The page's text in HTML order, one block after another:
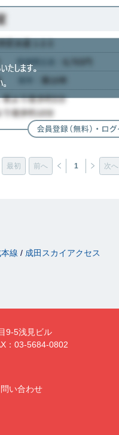
最初 前へ 1 次へ
線 成田スカイアクセス
9-5浅見ビル
：03-5684-0802
い合わせ